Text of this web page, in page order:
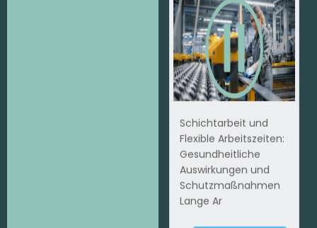
Schichtarbeit und
Flexible Arbeitszeiten:
Gesundheitliche
Auswirkungen und
Schutzmaßnahmen
Lange Ar